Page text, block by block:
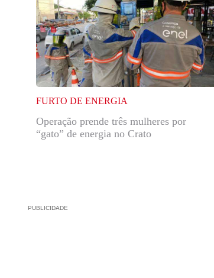
FURTO DE ENERGIA
Operação prende três mulheres por
“gato” de energia no Crato
PUBLICIDADE